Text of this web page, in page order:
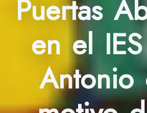
Puertas
en el
Antonio